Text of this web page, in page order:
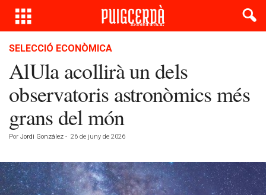
SELECCIÓ ECONÒMICA
AlUla acollirà un dels
observatoris astronòmics més
grans del món
Por Jordi González - 26 de juny de 2026